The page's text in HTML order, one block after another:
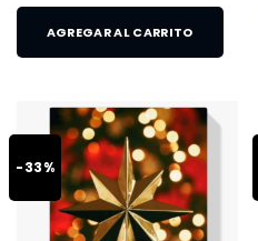
AGREGAR AL CARRITO
-33%